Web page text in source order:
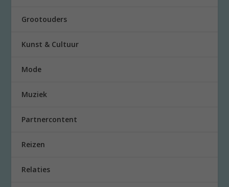
Grootouders
Kunst & Cultuur
Mode
Muziek
Partnercontent
Reizen
Relaties